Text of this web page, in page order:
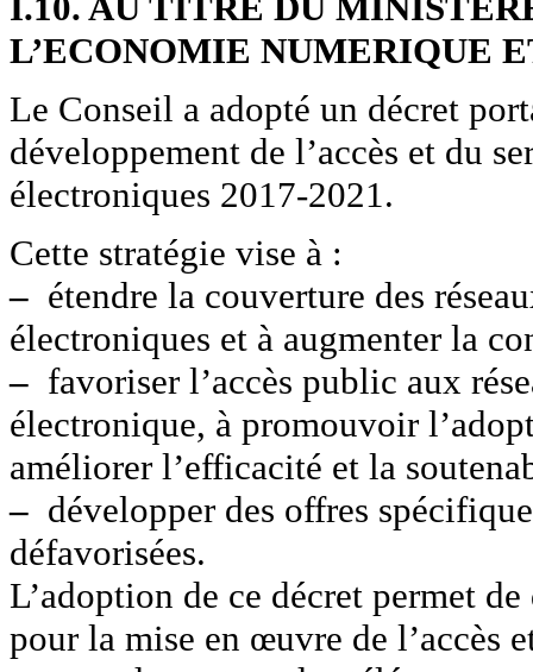
L’ECONOMIE NUMERIQUE
Le Conseil a adopté un décret
développement de l’accès et du
électroniques 2017-2021.
Cette stratégie vise à :
– étendre la couverture des
électroniques et à augmenter la
– favoriser l’accès public aux
électronique, à promouvoir
améliorer l’efficacité et la
– développer des offres
défavorisées.
L’adoption de ce décret permet
pour la mise en œuvre de l’accès